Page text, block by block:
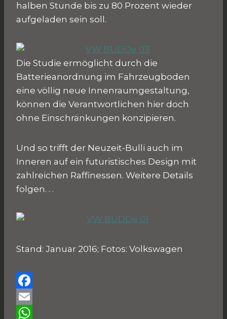
halben Stunde bis zu 80 Prozent wieder
aufgeladen sein soll.
Die Studie ermöglicht durch die
Batterieanordnung im Fahrzeugboden
eine völlig neue Innenraumgestaltung,
können die Verantwortlichen hier doch
ohne Einschränkungen konzipieren.
Und so trifft der Neuzeit-Bulli auch im
Inneren auf ein futuristisches Design mit
zahlreichen Raffinessen. Weitere Details
folgen. . .
Stand: Januar 2016; Fotos: Volkswagen
F
a
E